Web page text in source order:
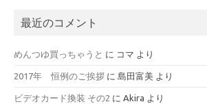
最近のコメント
めんつゆ買っちゃうと に コマ より
2017年 恒例のご挨拶 に 島田富美 より
ビデオカード換装 その2 に Akira より